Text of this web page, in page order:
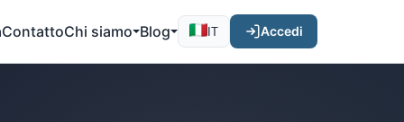
ContattoChi siamo Blog IT Accedi